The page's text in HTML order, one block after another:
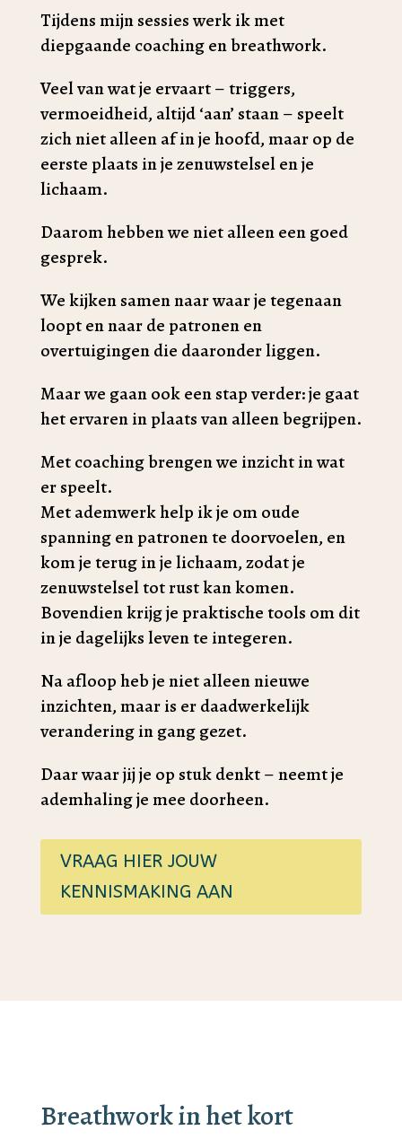
Tijdens mijn sessies werk ik met
diepgaande coaching en breathwork.
Veel van wat je ervaart – triggers,
vermoeidheid, altijd ‘aan’ staan – speelt
zich niet alleen af in je hoofd, maar op de
eerste plaats in je zenuwstelsel en je
lichaam.
Daarom hebben we niet alleen een goed
gesprek.
We kijken samen naar waar je tegenaan
loopt en naar de patronen en
overtuigingen die daaronder liggen.
Maar we gaan ook een stap verder: je gaat
het ervaren in plaats van alleen begrijpen.
Met coaching brengen we inzicht in wat
er speelt.
Met ademwerk help ik je om oude
spanning en patronen te doorvoelen, en
kom je terug in je lichaam, zodat je
zenuwstelsel tot rust kan komen.
Bovendien krijg je praktische tools om dit
in je dagelijks leven te integeren.
Na afloop heb je niet alleen nieuwe
inzichten, maar is er daadwerkelijk
verandering in gang gezet.
Daar waar jij je op stuk denkt – neemt je
ademhaling je mee doorheen.
VRAAG HIER JOUW
KENNISMAKING AAN
Breathwork in het kort